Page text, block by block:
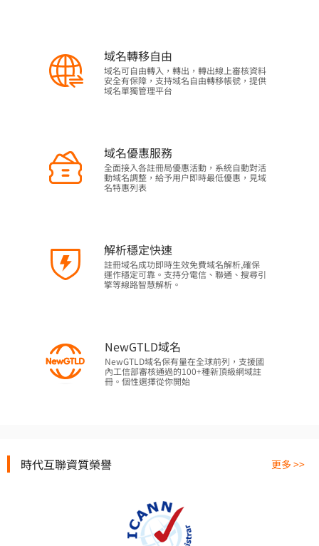
域名轉移自由
域名可自由轉入，轉出，轉出線上審核資料
安全有保障，支持域名自由轉移帳號，提供
域名單獨管理平台
域名優惠服務
全面接入各註冊局優惠活動，系統自動對活
動域名調整，給予用户即時最低優惠，見域
名特惠列表
解析穩定快速
註冊域名成功即時生效免費域名解析,確保
運作穩定可靠。支持分電信、聯通、搜尋引
擎等線路智慧解析。
NewGTLD域名
NewGTLD域名保有量在全球前列，支援國
內工信部審核通過的100+種新頂級網域註
冊。個性選擇從你開始
時代互聯資質榮譽 更多 >>